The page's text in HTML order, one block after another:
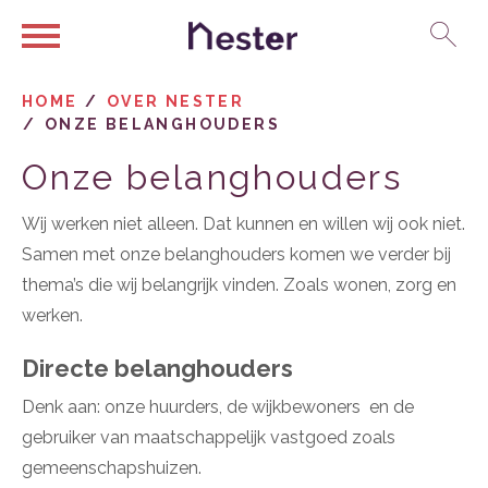
Naar hoofdinhoud
Naar hoofdnavigatiemenu
Naar zoeken
Naar de homepage
Ga naar Hoofd
HOME
OVER NESTER
ONZE BELANGHOUDERS
Onze belanghouders
Wij werken niet alleen. Dat kunnen en willen wij ook niet.
Samen met onze belanghouders komen we verder bij
thema’s die wij belangrijk vinden. Zoals wonen, zorg en
werken.
Directe belanghouders
Denk aan: onze huurders, de wijkbewoners en de
gebruiker van maatschappelijk vastgoed zoals
gemeenschapshuizen.